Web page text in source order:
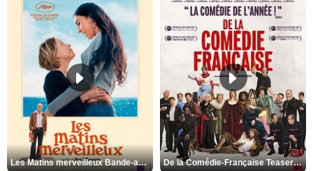
Les Matins merveilleux Bande-annonce VF De la Comédie-Française Teaser VF